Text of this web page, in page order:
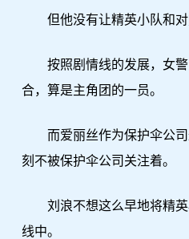
但他没有让精英小队和对
按照剧情线的发展，女警
合，算是主角团的一员。
而爱丽丝作为保护伞公司
刻不被保护伞公司关注着。
刘浪不想这么早地将精英
线中。